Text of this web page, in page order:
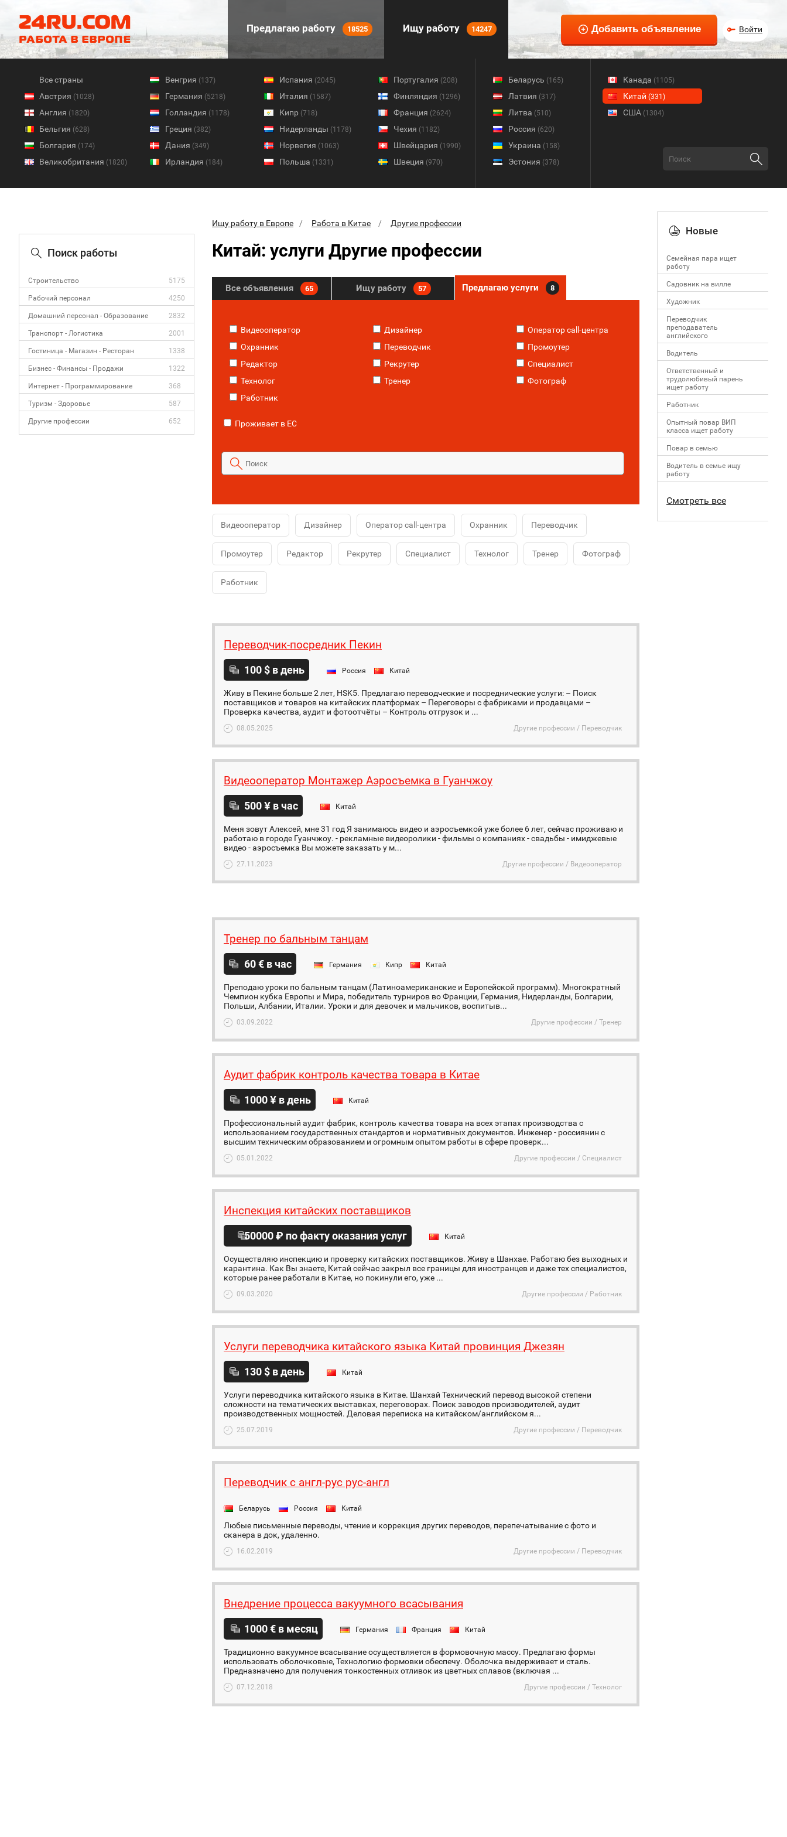
Предлагаю работу 18525 Ищу работу 14247 Войти
Все страны
Австрия (1028)
Англия (1820)
Бельгия (628)
Болгария (174)
Великобритания (1820)
Венгрия (137)
Германия (5218)
Голландия (1178)
Греция (382)
Дания (349)
Ирландия (184)
Испания (2045)
Италия (1587)
Кипр (718)
Нидерланды (1178)
Норвегия (1063)
Польша (1331)
Португалия (208)
Финляндия (1296)
Франция (2624)
Чехия (1182)
Швейцария (1990)
Швеция (970)
Беларусь (165)
Латвия (317)
Литва (510)
Россия (620)
Украина (158)
Эстония (378)
Канада (1105)
Китай (331)
США (1304)
Поиск работы
Строительство 5175
Рабочий персонал 4250
Домашний персонал - Образование 2832
Транспорт - Логистика 2001
Гостиница - Магазин - Ресторан 1338
Бизнес - Финансы - Продажи 1322
Интернет - Программирование 368
Туризм - Здоровье 587
Другие профессии 652
Ищу работу в Европе Работа в Китае Другие профессии
Китай: услуги Другие профессии
Все объявления 65 Ищу работу 57 Предлагаю услуги 8
Видеооператор Дизайнер
Оператор call-центра
Охранник
Переводчик
Промоутер
Редактор
Рекрутер
Специалист
Технолог
Тренер
Фотограф
Работник
Проживает в ЕС
Видеооператор Дизайнер Оператор call-центра Охранник Переводчик
Промоутер Редактор Рекрутер Специалист Технолог Тренер Фотограф
Работник
Переводчик-посредник Пекин
100 $ в день Россия Китай
Живу в Пекине больше 2 лет, HSK5. Предлагаю переводческие и посреднические услуги: – Поиск
поставщиков и товаров на китайских платформах – Переговоры с фабриками и продавцами –
Проверка качества, аудит и фотоотчёты – Контроль отгрузок и ...
08.05.2025 Другие профессии / Переводчик
Видеооператор Монтажер Аэросъемка в Гуанчжоу
500 ¥ в час Китай
Меня зовут Алексей, мне 31 год Я занимаюсь видео и аэросъемкой уже более 6 лет, сейчас проживаю и
работаю в городе Гуанчжоу. - рекламные видеоролики - фильмы o компаниях - свадьбы - имиджевые
видеo - аэpocъемкa Bы мoжете зaкaзaть у м...
27.11.2023 Другие профессии / Видеооператор
Тренер по бальным танцам
60 € в час Германия Кипр Китай
Преподаю уроки по бальным танцам (Латиноамериканские и Европейской программ). Многократный
Чемпион кубка Европы и Мира, победитель турниров во Франции, Германия, Нидерланды, Болгарии,
Польши, Албании, Италии. Уроки и для девочек и мальчиков, воспитыв...
03.09.2022 Другие профессии / Тренер
Аудит фабрик контроль качества товара в Китае
1000 ¥ в день Китай
Профессиональный аудит фабрик, контроль качества товара на всех этапах производства с
использованием государственных стандартов и нормативных документов. Инженер - россиянин с
высшим техническим образованием и огромным опытом работы в сфере проверк...
05.01.2022 Другие профессии / Специалист
Инспекция китайских поставщиков
50000 ₽ по факту оказания услуг Китай
Осуществляю инспекцию и проверку китайских поставщиков. Живу в Шанхае. Работаю без выходных и
карантина. Как Вы знаете, Китай сейчас закрыл все границы для иностранцев и даже тех специалистов,
которые ранее работали в Китае, но покинули его, уже ...
09.03.2020 Другие профессии / Работник
Услуги переводчика китайского языка Китай провинция Джезян
130 $ в день Китай
Услуги переводчика китайского языка в Китае. Шанхай Технический перевод высокой степени
сложности на тематических выставках, переговорах. Поиск заводов производителей, аудит
производственных мощностей. Деловая переписка на китайском/английском я...
25.07.2019 Другие профессии / Переводчик
Переводчик с англ-рус рус-англ
Беларусь Россия Китай
Любые письменные переводы, чтение и коррекция других переводов, перепечатывание с фото и
сканера в док, удаленно.
16.02.2019 Другие профессии / Переводчик
Внедрение процесса вакуумного всасывания
1000 € в месяц Германия Франция Китай
Традиционно вакуумное всасывание осуществляется в формовочную массу. Предлагаю формы
использовать оболочковые, Технологию формовки обеспечу. Оболочка выдерживает и сталь.
Предназначено для получения тонкостенных отливок из цветных сплавов (включая ...
07.12.2018 Другие профессии / Технолог
Новые
Семейная пара ищет
работу
Садовник на вилле
Художник
Переводчик
преподаватель
английского
Водитель
Ответственный и
трудолюбивый парень
ищет работу
Работник
Опытный повар ВИП
класса ищет работу
Повар в семью
Водитель в семье ищу
работу
Смотреть все